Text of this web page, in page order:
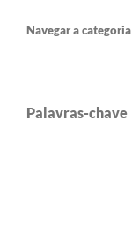
Navegar a categoria
Palavras-chave